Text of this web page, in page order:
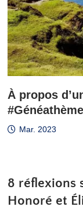
À propos
#Généathème
Mar. 2023
8 réflexions
Honoré et